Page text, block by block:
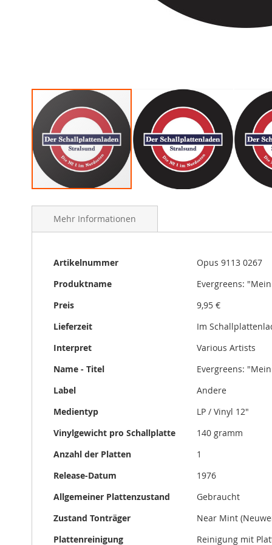
to
beginning
images
gallery
Mehr Informationen
Mehr
Artikelnummer
Opus 9113 0267
Produktname
Evergreens:
Preis
9,95 €
Lieferzeit
Im
Interpret
Various Artists
Name - Titel
Evergreens:
Label
Andere
Medientyp
LP / Vinyl 12"
Vinylgewicht pro Schallplatte
140 gramm
Anzahl der Platten
1
Release-Datum
1976
Allgemeiner Plattenzustand
Gebraucht
Zustand Tonträger
Near Mint
Plattenreinigung
Reinigung mit